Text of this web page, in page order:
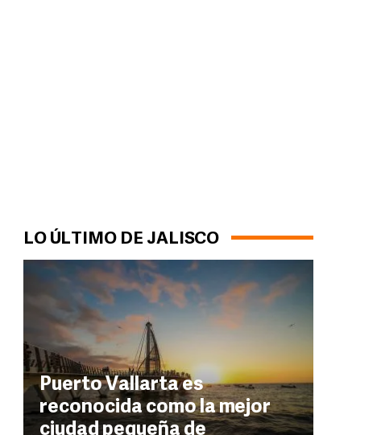
LO ÚLTIMO DE JALISCO
Puerto Vallarta es
reconocida como la mejor
ciudad pequeña de